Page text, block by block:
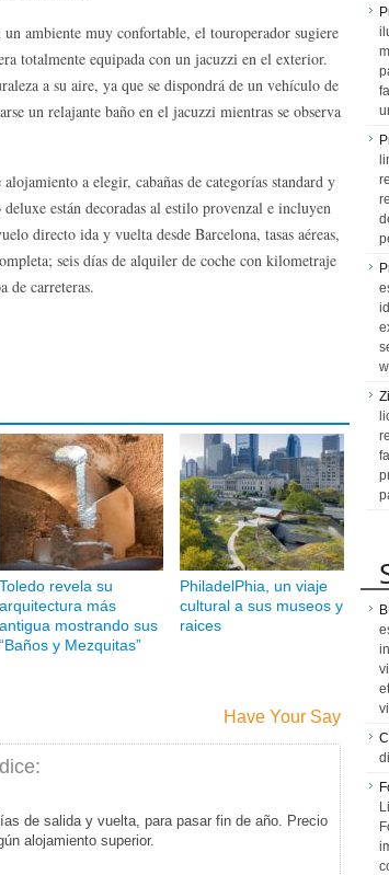
ambiente muy confortable, el touroperador sugiere
totalmente equipada con un jacuzzi en el exterior.
a su aire, ya que se dispondrá de un vehículo de
un relajante baño en el jacuzzi mientras se observa
a elegir, cabañas de categorías standard y
están decoradas al estilo provenzal e incluyen
directo ida y vuelta desde Barcelona, tasas aéreas,
seis días de alquiler de coche con kilometraje
de carreteras.
Toledo revela su
arquitectura más
antigua mostrando sus
“Baños y Mezquitas”
PhiladelPhia, un viaje
cultural a sus museos y
raices
Have Your Say
dice:
de salida y vuelta, para pasar fin de año. Precio
alojamiento superior.